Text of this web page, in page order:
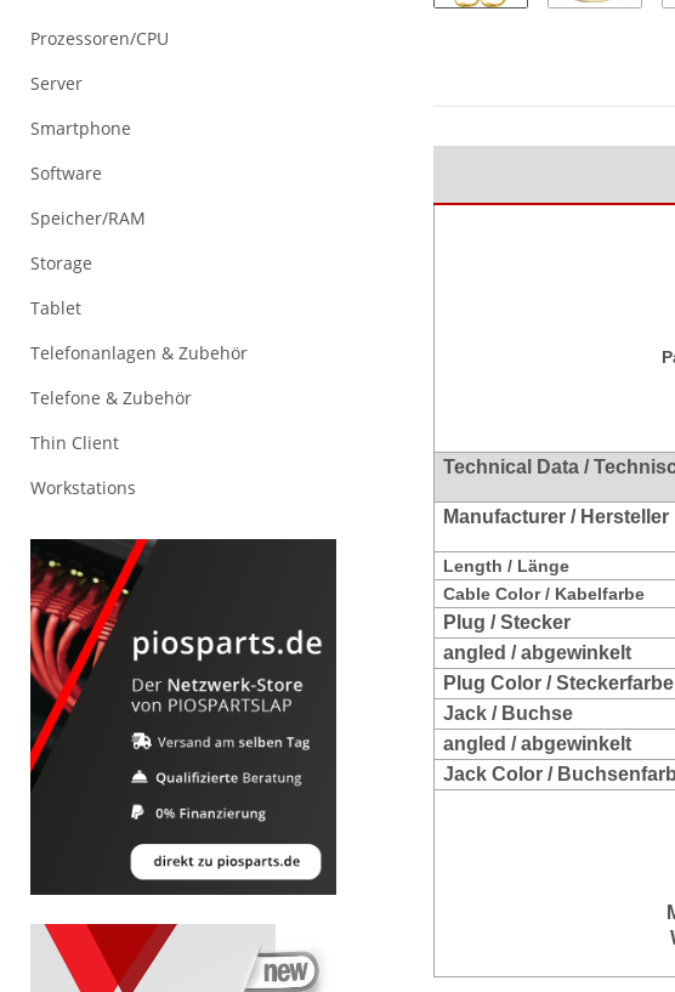
Technical Data /
Manufacturer / Hersteller
Length / Länge
Cable Color / Kabelfarbe
Plug / Stecker
angled / abgewinkelt
Plug Color / Steckerfarbe
Jack / Buchse
angled / abgewinkelt
Jack Color /
Prozessoren/CPU
Server
Smartphone
Software
Speicher/RAM
Storage
Tablet
Telefonanlagen & Zubehör
Telefone & Zubehör
Thin Client
Workstations